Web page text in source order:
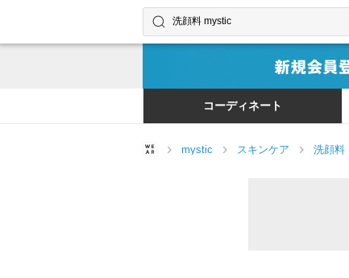
コーディネートやユーザーを探す
検索する
コーディネート
mystic スキンケア 洗顔料